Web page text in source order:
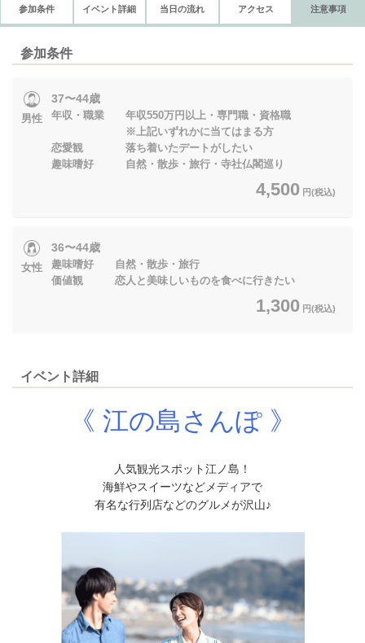
参加条件 イベント詳細 当日の流れ アクセス 注意事項
参加条件
男性
37〜44歳
年収・職業 年収550万円以上・専門職・資格職
※上記いずれかに当てはまる方
恋愛観 落ち着いたデートがしたい
趣味嗜好 自然・散歩・旅行・寺社仏閣巡り
4,500 円(税込)
女性
36〜44歳
趣味嗜好 自然・散歩・旅行
価値観 恋人と美味しいものを食べに行きたい
1,300 円(税込)
イベント詳細
《 江の島さんぽ 》
人気観光スポット江ノ島！
海鮮やスイーツなどメディアで
有名な行列店などのグルメが沢山♪